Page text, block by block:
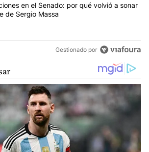
con el título "Negociaciones en el
en el Senado: por qué volvió a sonar
de Sergio Massa
Gestionado por